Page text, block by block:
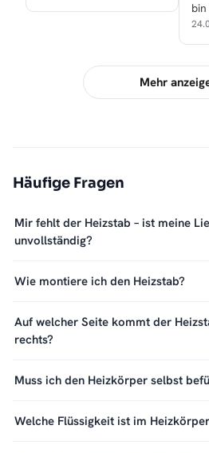
Mehr
Häufige Fragen
Mir fehlt der Heizstab – ist meine
unvollständig?
Wie montiere ich den Heizstab?
Auf welcher Seite kommt der
rechts?
Muss ich den Heizkörper selbst
Welche Flüssigkeit ist im